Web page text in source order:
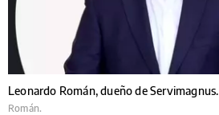
Leonardo Román, dueño de Servimagnus.
Román.